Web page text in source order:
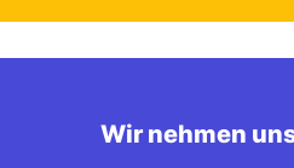
Wir nehmen